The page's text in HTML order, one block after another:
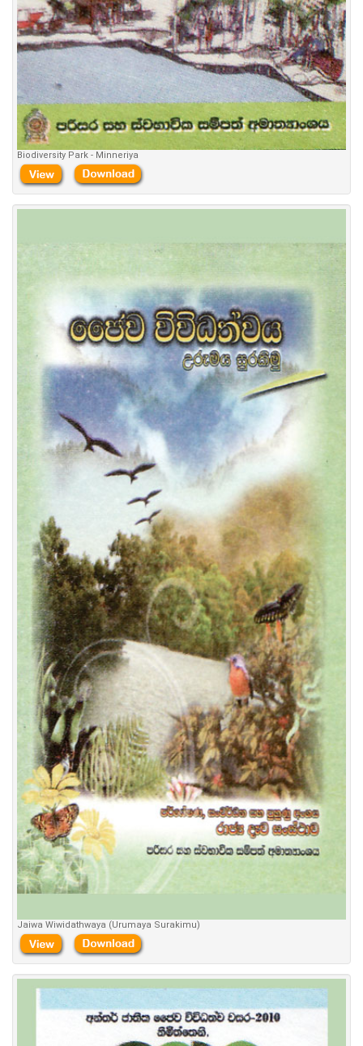
Biodiversity Park - Minneriya
Jaiwa Wiwidathwaya (Urumaya Surakimu)